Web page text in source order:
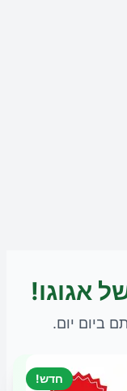
אגוגו!
ביום יום.
חדש!